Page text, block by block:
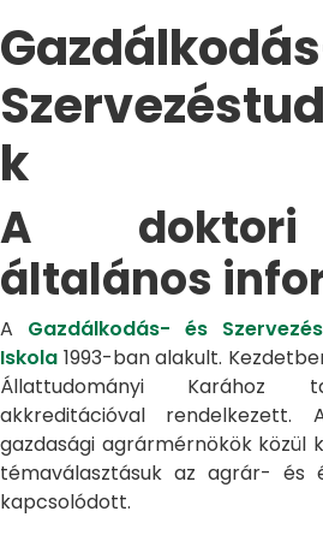
k
A
általános
A Gazdálkodás- és
Iskola 1993-ban alakult.
Állattudományi Karához
akkreditációval
gazdasági agrármérnökök közül
témaválasztásuk az agrár- és
kapcsolódott.